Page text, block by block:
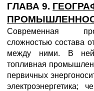
ГЛАВА 9.
Современная
сложностью состава
между ними. В ней
топливная
первичных
электроэнергетика;